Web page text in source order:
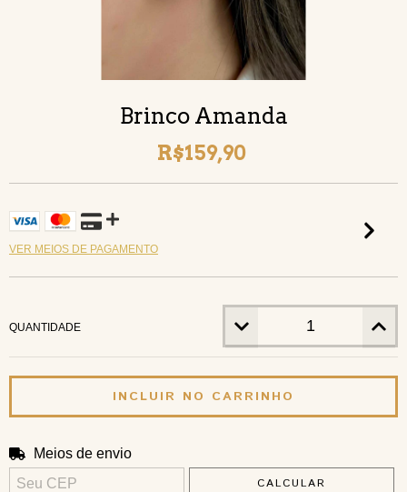
Brinco Amanda
R$159,90
VER MEIOS DE PAGAMENTO
QUANTIDADE
Entregas para o CEP:
Meios de envio
CALCULAR